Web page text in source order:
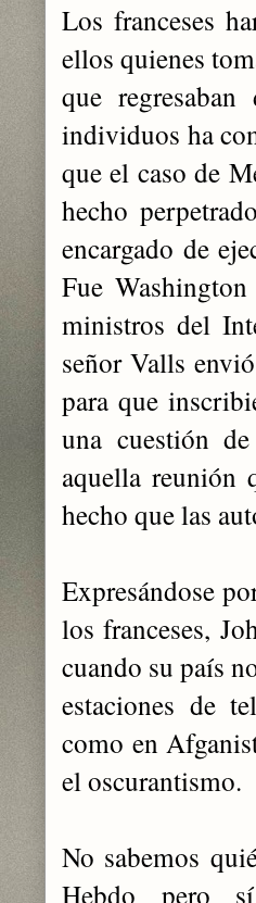
Los franceses
ellos quienes
que
individuos ha
que el caso de
hecho
encargado de
Fue
ministros del
señor Valls
para que
una cuestión
aquella reunión
hecho que las
Expresándose
los franceses,
cuando su país
estaciones de
como en
el oscurantismo.
No sabemos
Hebdo pero